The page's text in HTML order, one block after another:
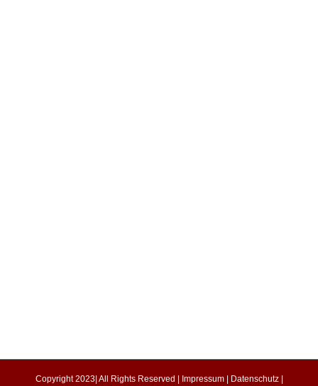
Copyright 2023| All Rights Reserved | Impressum| Datenschutz|